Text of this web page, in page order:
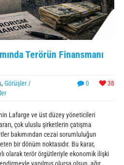
Terörün Finansmanı
0 38
, Görüşler /
Lafarge ve üst düzey yöneticileri
çok uluslu şirketlerin çatışma
bakımından cezai sorumluluğun
bir dönüm noktasıdır. Bu karar,
olarak terör örgütleriyle ekonomik ilişki